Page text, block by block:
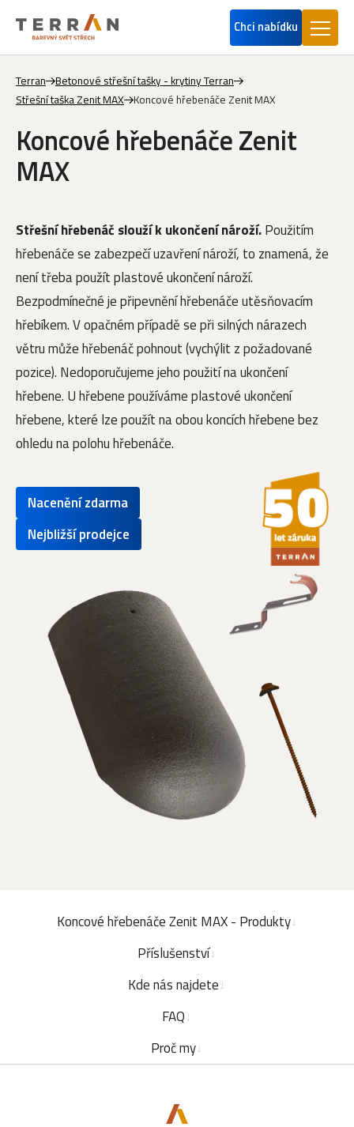
Chci nabídku
Terran
Betonové střešní tašky - krytiny Terran
Střešní taška Zenit MAX
Koncové hřebenáče Zenit MAX
Koncové hřebenáče Zenit
MAX
Střešní hřebenáč slouží k ukončení nároží.Použitím
hřebenáče se zabezpečí uzavření nároží, to znamená, že
není třeba použít plastové ukončení nároží.
Bezpodmínečné je připevnění hřebenáče utěsňovacím
hřebíkem. V opačném případě se při silných nárazech
větru může hřebenáč pohnout (vychýlit z požadované
pozice). Nedoporučujeme jeho použití na ukončení
hřebene. U hřebene používáme plastové ukončení
hřebene, které lze použít na obou koncích hřebene bez
ohledu na polohu hřebenáče.
Nacenění zdarma
Nejbližší prodejce
Koncové hřebenáče Zenit MAX - Produkty
Příslušenství
Kde nás najdete
FAQ
Proč my